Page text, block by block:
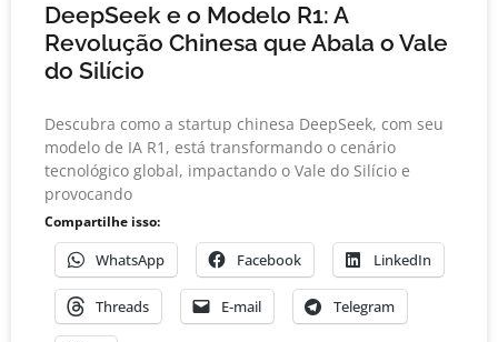
DeepSeek e o Modelo R1: A
Revolução Chinesa que Abala o Vale
do Silício
Descubra como a startup chinesa DeepSeek, com seu
modelo de IA R1, está transformando o cenário
tecnológico global, impactando o Vale do Silício e
provocando
Compartilhe isso:
WhatsApp Facebook LinkedIn
Threads E-mail Telegram